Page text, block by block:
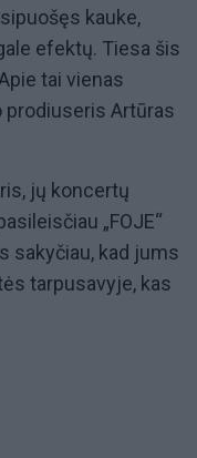
kauke,
efektų. Tiesa šis
tai vienas
Artūras
jų koncertų
„FOJE“
sakyčiau, kad jums
tarpusavyje, kas